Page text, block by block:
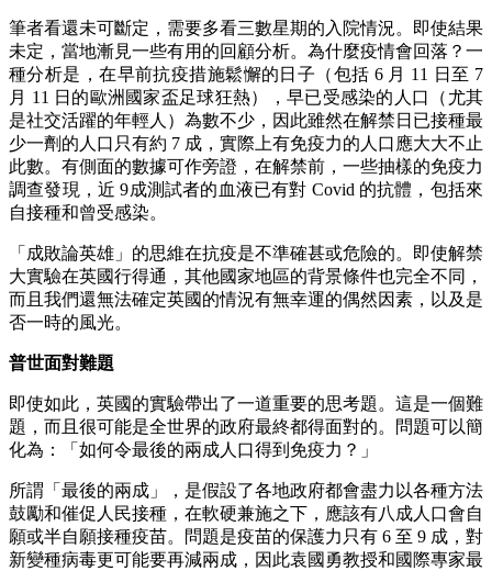
筆者看還未可斷定，需要多看三數星期的入院情況。即使結果
未定，當地漸見一些有用的回顧分析。為什麼疫情會回落？一
種分析是，在早前抗疫措施鬆懈的日子（包括 6 月 11 日至 7
月 11 日的歐洲國家盃足球狂熱），早已受感染的人口（尤其
是社交活躍的年輕人）為數不少，因此雖然在解禁日已接種最
少一劑的人口只有約 7 成，實際上有免疫力的人口應大大不止
此數。有側面的數據可作旁證，在解禁前，一些抽樣的免疫力
調查發現，近 9成測試者的血液已有對 Covid 的抗體，包括來
自接種和曾受感染。
「成敗論英雄」的思維在抗疫是不準確甚或危險的。即使解禁
大實驗在英國行得通，其他國家地區的背景條件也完全不同，
而且我們還無法確定英國的情況有無幸運的偶然因素，以及是
否一時的風光。
普世面對難題
即使如此，英國的實驗帶出了一道重要的思考題。這是一個難
題，而且很可能是全世界的政府最終都得面對的。問題可以簡
化為：「如何令最後的兩成人口得到免疫力？」
所謂「最後的兩成」，是假設了各地政府都會盡力以各種方法
鼓勵和催促人民接種，在軟硬兼施之下，應該有八成人口會自
願或半自願接種疫苗。問題是疫苗的保護力只有 6 至 9 成，對
新變種病毒更可能要再減兩成，因此袁國勇教授和國際專家最